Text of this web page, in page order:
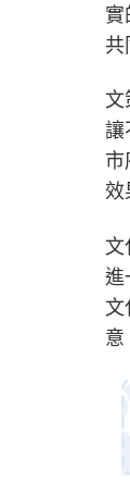
實
共
文
讓
效
進
文
意